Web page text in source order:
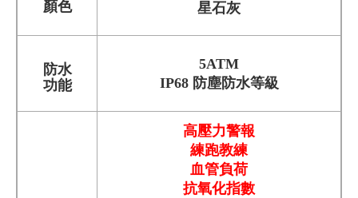
顏色 星石灰
防水
功能
5ATM
IP68 防塵防水等級
高壓力警報
練跑教練
血管負荷
抗氧化指數